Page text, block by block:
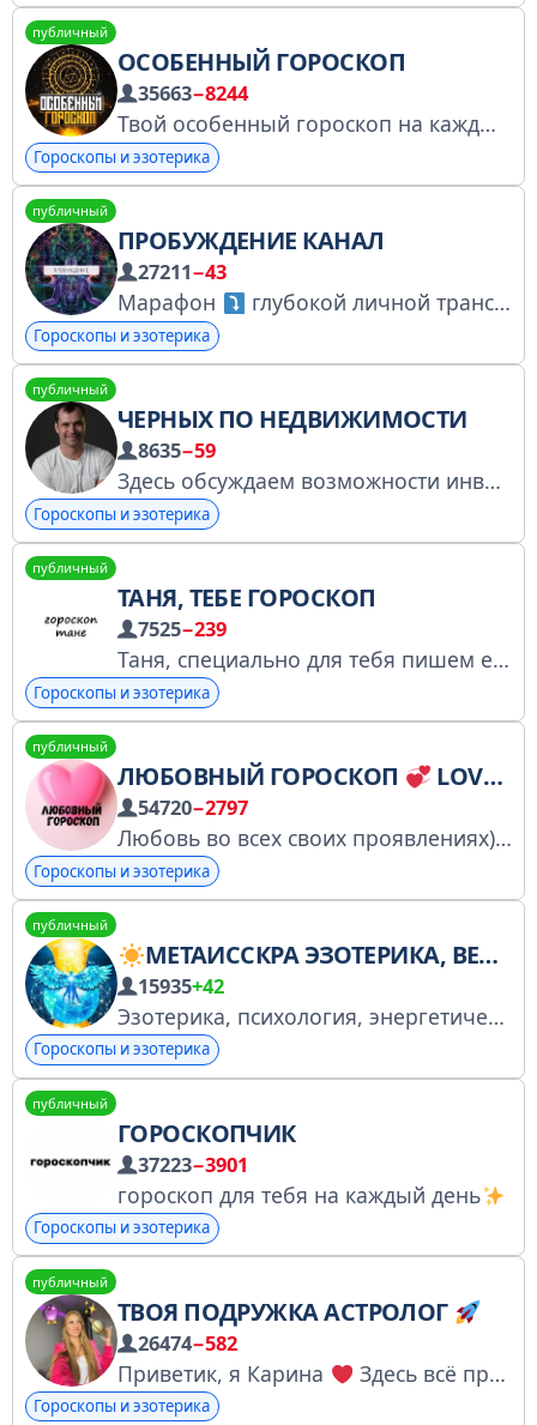
публичный
ОСОБЕННЫЙ ГОРОСКОП
35663−8244
Твой особенный гороскоп на каждый день! Сотрудничество - @viktoriya_adv
Гороскопы и эзотерика
публичный
ПРОБУЖДЕНИЕ КАНАЛ
27211−43
Марафон глубокой личной трансформации «ПРОБУЖДЕНИЕ»
Гороскопы и эзотерика
публичный
ЧЕРНЫХ ПО НЕДВИЖИМОСТИ
8635−59
Здесь обсуждаем возможности инвестирования в недвижимость Сочи и Адыгее. Ищем лакомые кусочки, которые могут дать 20%-40% в год.
Гороскопы и эзотерика
публичный
ТАНЯ, ТЕБЕ ГОРОСКОП
7525−239
Таня, специально для тебя пишем ежедневные гороскопы) Только сотрудничество по рекламе: @anna_thesun
Гороскопы и эзотерика
публичный
ЛЮБОВНЫЙ ГОРОСКОП LOVE IS....
54720−2797
Любовь во всех своих проявлениях)
Гороскопы и эзотерика
публичный
МЕТАИССКРА ЭЗОТЕРИКА, ВЕДОМЫЕ МЕДИТАЦИИ, ПРАКТИКИ
15935+42
Эзотерика, психология, энергетический мир, альтернативная история и новости, саморазвитие, реинкарнация Поддержать: t.me/boost/metaisskra1 metaisskra.com
Гороскопы и эзотерика
публичный
ГОРОСКОПЧИК
37223−3901
гороскоп для тебя на каждый день
Гороскопы и эзотерика
публичный
ТВОЯ ПОДРУЖКА АСТРОЛОГ
26474−582
Приветик, я Карина Здесь всё про астрологию, прогнозы и отношения с
Гороскопы и эзотерика